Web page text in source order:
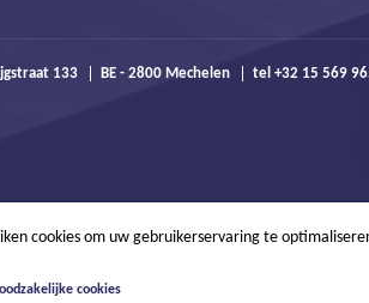
133 BE - 2800 Mechelen tel +32 15 569
cookies om uw gebruikerservaring te
cookies